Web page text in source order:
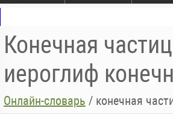
Конечная
иероглиф
Онлайн-словарь / конечная частица